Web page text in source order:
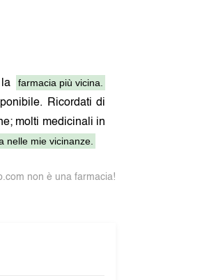
farmacia più vicina.
Ricordati di
molti medicinali in
nelle mie vicinanze.
non è una farmacia!